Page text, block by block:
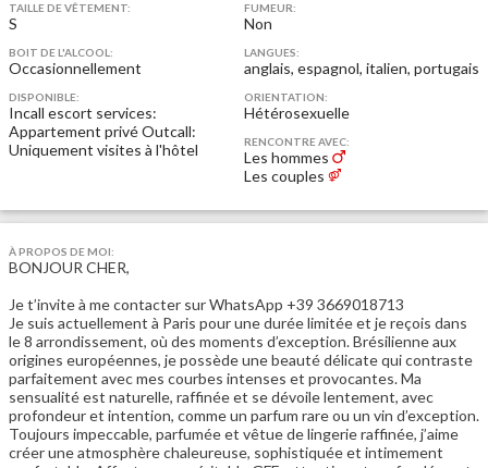
TAILLE DE VÊTEMENT:
S
FUMEUR:
Non
BOIT DE L'ALCOOL:
Occasionnellement
LANGUES:
anglais, espagnol, italien, portugais
DISPONIBLE:
Incall escort services:
Appartement privéOutcall:
Uniquement visites à l'hôtel
ORIENTATION:
Hétérosexuelle
RENCONTRE AVEC:
Les hommes
Les couples
À PROPOS DE MOI:
BONJOUR CHER,
Je t’invite à me contacter sur WhatsApp +39 3669018713
Je suis actuellement à Paris pour une durée limitée et je reçois dans
le 8 arrondissement, où des moments d’exception. Brésilienne aux
origines européennes, je possède une beauté délicate qui contraste
parfaitement avec mes courbes intenses et provocantes. Ma
sensualité est naturelle, raffinée et se dévoile lentement, avec
profondeur et intention, comme un parfum rare ou un vin d’exception.
Toujours impeccable, parfumée et vêtue de lingerie raffinée, j’aime
créer une atmosphère chaleureuse, sophistiquée et intimement